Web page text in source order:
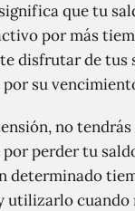
que tu
por más
disfrutar de tus
su
no tendrás
perder tu
determinado
utilizarlo cuando